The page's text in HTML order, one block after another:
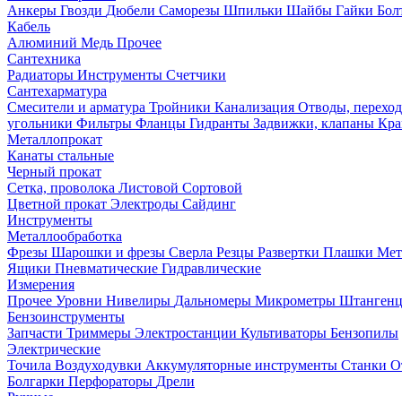
Анкеры Гвозди Дюбели Саморезы Шпильки Шайбы Гайки
Кабель
Алюминий Медь Прочее
Сантехника
Радиаторы Инструменты Счетчики
Сантехарматура
Смесители и арматура Тройники Канализация Отводы,
угольники Фильтры Фланцы Гидранты Задвижки, клапаны
Металлопрокат
Канаты стальные
Черный прокат
Сетка, проволока Листовой Сортовой
Цветной прокат Электроды Сайдинг
Инструменты
Металлообработка
Фрезы Шарошки и фрезы Сверла Резцы Развертки Плашки
Ящики Пневматические Гидравлические
Измерения
Прочее Уровни Нивелиры Дальномеры Микрометры
Бензоинструменты
Запчасти Триммеры Электростанции Культиваторы Бензопилы
Электрические
Точила Воздуходувки Аккумуляторные инструменты Станки
Болгарки Перфораторы Дрели